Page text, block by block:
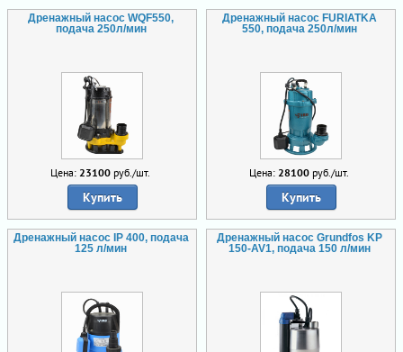
Дренажный насос WQF550,
подача 250л/мин
Цена: 23100руб./шт.
Купить
Дренажный насос FURIATKA
550, подача 250л/мин
Цена: 28100руб./шт.
Купить
Дренажный насос IP 400, подача
125 л/мин
Дренажный насос Grundfos KP
150-AV1, подача 150 л/мин